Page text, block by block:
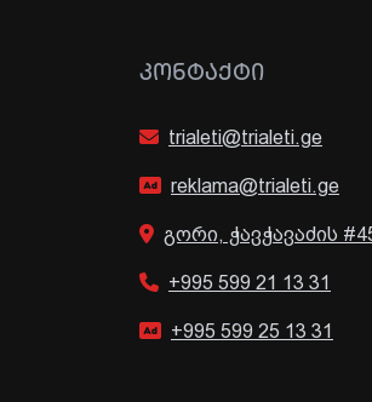
ᲙᲝᲜᲢᲐᲥᲢᲘ
trialeti@trialeti.ge
reklama@trialeti.ge
გორი, ჭავჭავაძის
+995 599 21 13 31
+995 599 25 13 31